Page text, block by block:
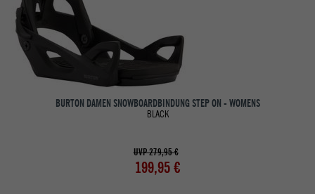
BURTON DAMEN SNOWBOARDBINDUNG STEP ON - WOMENS
BLACK
UVP 279,95 €
199,95 €